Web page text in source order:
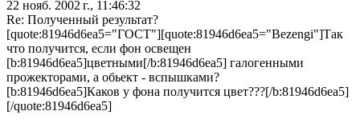
22 нояб. 2002 г., 11:46:32
Re: Полученный результат?
[quote:81946d6ea5="ГОСТ"][quote:81946d6ea5="Bezengi"]Так
что получится, если фон освещен
[b:81946d6ea5]цветными[/b:81946d6ea5] галогенными
прожекторами, а обьект - вспышками?
[b:81946d6ea5]Каков у фона получится цвет???[/b:81946d6ea5]
[/quote:81946d6ea5]